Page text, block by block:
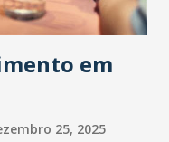
em
25, 2025